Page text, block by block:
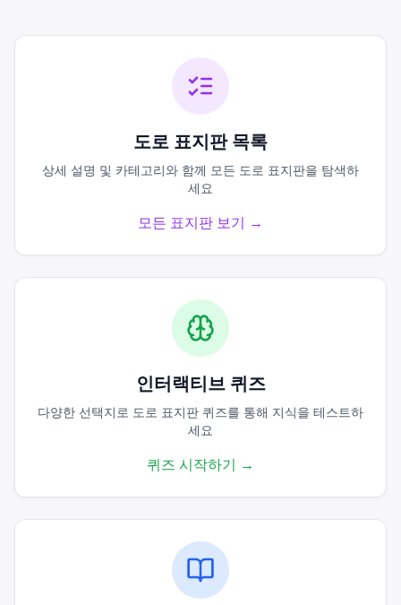
도로 표지판 목록
상세 설명 및 카테고리와 함께 모든 도로 표지판을 탐색하
세요
모든 표지판 보기 →
인터랙티브 퀴즈
다양한 선택지로 도로 표지판 퀴즈를 통해 지식을 테스트하
세요
퀴즈 시작하기 →